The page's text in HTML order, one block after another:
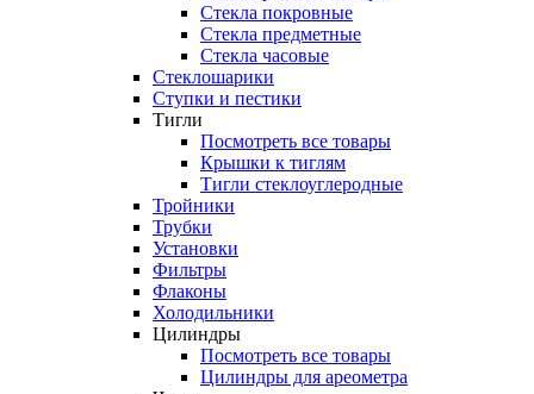
Стекла покровные
Стекла предметные
Стекла часовые
Стеклошарики
Ступки и пестики
Тигли
Посмотреть все товары
Крышки к тиглям
Тигли стеклоуглеродные
Тройники
Трубки
Установки
Фильтры
Флаконы
Холодильники
Цилиндры
Посмотреть все товары
Цилиндры для ареометра